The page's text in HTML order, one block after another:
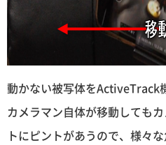
動かない被写体をActiveTrack
カメラマン自体が移動しても
トにピントがあうので、様々